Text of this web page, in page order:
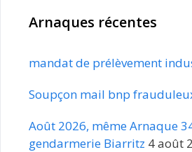
Arnaques récentes
mandat de prélèvement
Soupçon mail bnp
Août 2026, même Arnaque
gendarmerie Biarritz 4 août